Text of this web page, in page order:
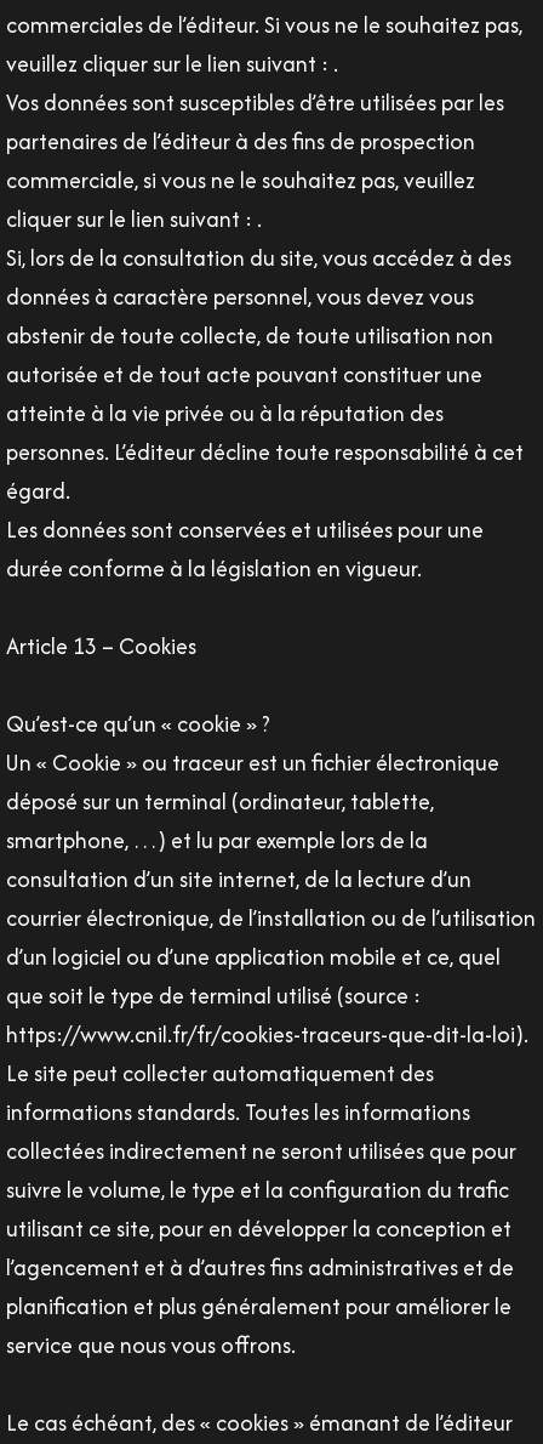
commerciales de l’éditeur. Si vous ne le souhaitez pas,
veuillez cliquer sur le lien suivant : .
Vos données sont susceptibles d’être utilisées par les
partenaires de l’éditeur à des fins de prospection
commerciale, si vous ne le souhaitez pas, veuillez
cliquer sur le lien suivant : .
Si, lors de la consultation du site, vous accédez à des
données à caractère personnel, vous devez vous
abstenir de toute collecte, de toute utilisation non
autorisée et de tout acte pouvant constituer une
atteinte à la vie privée ou à la réputation des
personnes. L’éditeur décline toute responsabilité à cet
égard.
Les données sont conservées et utilisées pour une
durée conforme à la législation en vigueur.
Article 13 – Cookies
Qu’est-ce qu’un « cookie » ?
Un « Cookie » ou traceur est un fichier électronique
déposé sur un terminal (ordinateur, tablette,
smartphone, …) et lu par exemple lors de la
consultation d’un site internet, de la lecture d’un
courrier électronique, de l’installation ou de l’utilisation
d’un logiciel ou d’une application mobile et ce, quel
que soit le type de terminal utilisé (source :
https://www.cnil.fr/fr/cookies-traceurs-que-dit-la-loi).
Le site peut collecter automatiquement des
informations standards. Toutes les informations
collectées indirectement ne seront utilisées que pour
suivre le volume, le type et la configuration du trafic
utilisant ce site, pour en développer la conception et
l’agencement et à d’autres fins administratives et de
planification et plus généralement pour améliorer le
service que nous vous offrons.
Le cas échéant, des « cookies » émanant de l’éditeur